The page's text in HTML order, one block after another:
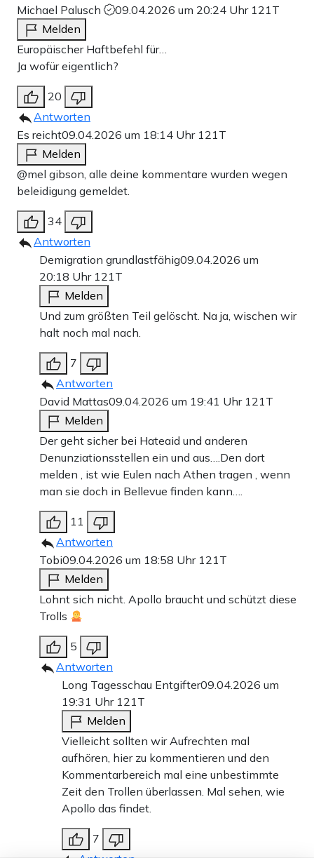
Michael Palusch
09.04.2026 um 20:24 Uhr 121T
Melden
Europäischer Haftbefehl für…
Ja wofür eigentlich?
20
Antworten
Es reicht09.04.2026 um 18:14 Uhr 121T
Melden
@mel gibson, alle deine kommentare wurden wegen
beleidigung gemeldet.
34
Antworten
Demigration grundlastfähig09.04.2026 um
20:18 Uhr 121T
Melden
Und zum größten Teil gelöscht. Na ja, wischen wir
halt noch mal nach.
7
Antworten
David Mattas09.04.2026 um 19:41 Uhr 121T
Melden
Der geht sicher bei Hateaid und anderen
Denunziationsstellen ein und aus….Den dort
melden , ist wie Eulen nach Athen tragen , wenn
man sie doch in Bellevue finden kann….
11
Antworten
Tobi09.04.2026 um 18:58 Uhr 121T
Melden
Lohnt sich nicht. Apollo braucht und schützt diese
Trolls
5
Antworten
Long Tagesschau Entgifter09.04.2026 um
19:31 Uhr 121T
Melden
Vielleicht sollten wir Aufrechten mal
aufhören, hier zu kommentieren und den
Kommentarbereich mal eine unbestimmte
Zeit den Trollen überlassen. Mal sehen, wie
Apollo das findet.
7